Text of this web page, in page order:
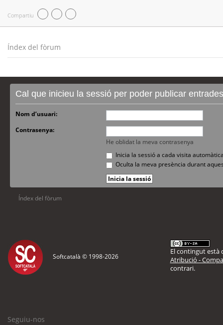
Compartiu
Índex del fòrum
Cal que inicieu la sessió per poder publicar
Nom d’usuari:
Contrasenya:
He oblidat la meva contrasenya
Inicia la sessió a cada visita
Oculta la meva presència durant
Índex del fòrum
Softcatalà © 1998-2026
El contingut està
Atribució -
contrari.
Seguiu-nos